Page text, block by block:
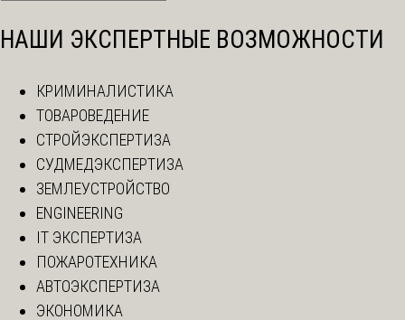
НАШИ ЭКСПЕРТНЫЕ ВОЗМОЖНОСТИ
КРИМИНАЛИСТИКА
ТОВАРОВЕДЕНИЕ
СТРОЙЭКСПЕРТИЗА
СУДМЕДЭКСПЕРТИЗА
ЗЕМЛЕУСТРОЙСТВО
ENGINEERING
IT ЭКСПЕРТИЗА
ПОЖАРОТЕХНИКА
АВТОЭКСПЕРТИЗА
ЭКОНОМИКА